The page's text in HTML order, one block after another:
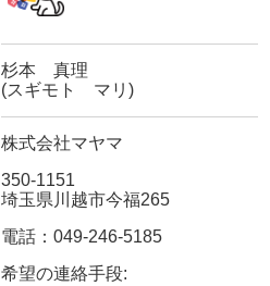
杉本 真理
(スギモト マリ)
株式会社マヤマ
350-1151
埼玉県川越市今福265
電話：049-246-5185
希望の連絡手段: